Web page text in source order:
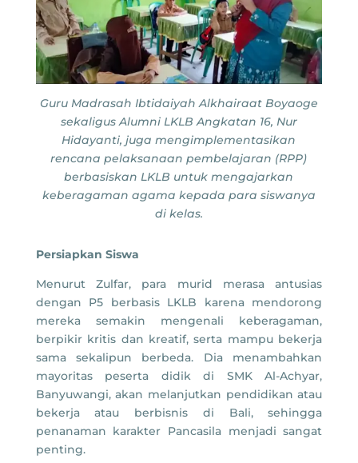
Guru Madrasah Ibtidaiyah Alkhairaat Boyaoge
sekaligus Alumni LKLB Angkatan 16, Nur
Hidayanti, juga mengimplementasikan
rencana pelaksanaan pembelajaran (RPP)
berbasiskan LKLB untuk mengajarkan
keberagaman agama kepada para siswanya
di kelas.
Persiapkan Siswa
Menurut Zulfar, para murid merasa antusias
dengan P5 berbasis LKLB karena mendorong
mereka semakin mengenali keberagaman,
berpikir kritis dan kreatif, serta mampu bekerja
sama sekalipun berbeda. Dia menambahkan
mayoritas peserta didik di SMK Al-Achyar,
Banyuwangi, akan melanjutkan pendidikan atau
bekerja atau berbisnis di Bali, sehingga
penanaman karakter Pancasila menjadi sangat
penting.